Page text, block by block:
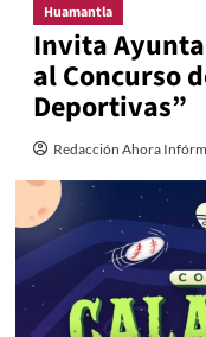
Huamantla
Invita
al Concurso
Deportivas”
Redacción Ahora